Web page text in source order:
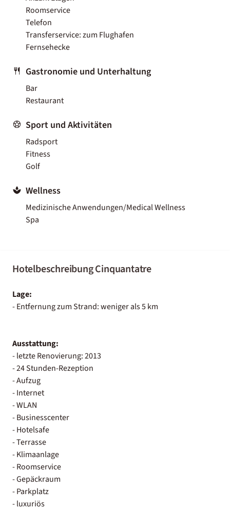
Roomservice
Telefon
Transferservice: zum Flughafen
Fernsehecke
Gastronomie und Unterhaltung
Bar
Restaurant
Sport und Aktivitäten
Radsport
Fitness
Golf
Wellness
Medizinische Anwendungen/Medical Wellness
Spa
Hotelbeschreibung Cinquantatre
Lage:
- Entfernung zum Strand: weniger als 5 km
Ausstattung:
- letzte Renovierung: 2013
- 24 Stunden-Rezeption
- Aufzug
- Internet
- WLAN
- Businesscenter
- Hotelsafe
- Terrasse
- Klimaanlage
- Roomservice
- Gepäckraum
- Parkplatz
- luxuriös